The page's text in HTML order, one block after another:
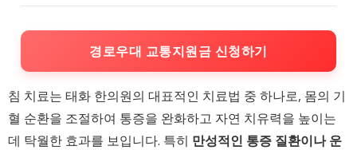
경로우대 교통지원금 신청하기
침 치료는 태화 한의원의 대표적인 치료법 중 하나로, 몸의 기
혈 순환을 조절하여 통증을 완화하고 자연 치유력을 높이는
데 탁월한 효과를 보입니다. 특히 만성적인 통증 질환이나 운